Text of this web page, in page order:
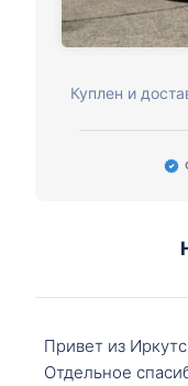
Куплен и
Привет из
Отдельное